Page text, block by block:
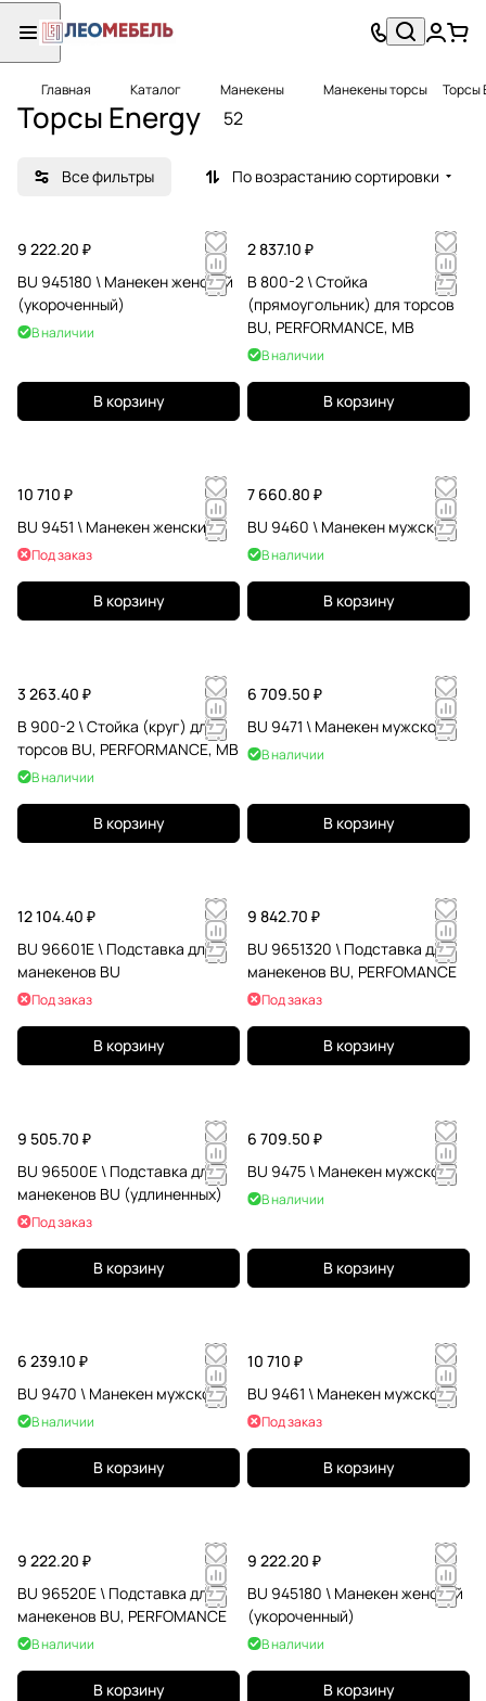
Главная Каталог Манекены Манекены торсы Торсы
Торсы Energy 52
Все фильтры По возрастанию сортировки
9 222.20 ₽
BU 945180 \ Манекен женский
(укороченный)
В наличии
В корзину
2 837.10 ₽
B 800-2 \ Стойка
(прямоугольник) для торсов
BU, PERFORMANCE, МВ
В наличии
В корзину
10 710 ₽
BU 9451 \ Манекен женский
Под заказ
В корзину
7 660.80 ₽
BU 9460 \ Манекен мужской
В наличии
В корзину
3 263.40 ₽
B 900-2 \ Стойка (круг) для
торсов BU, PERFORMANCE, МВ
В наличии
В корзину
6 709.50 ₽
BU 9471 \ Манекен мужской
В наличии
В корзину
12 104.40 ₽
BU 96601E \ Подставка для
манекенов BU
Под заказ
В корзину
9 842.70 ₽
BU 9651320 \ Подставка для
манекенов BU, PERFOMANCE
Под заказ
В корзину
9 505.70 ₽
BU 96500E \ Подставка для
манекенов BU (удлиненных)
Под заказ
В корзину
6 709.50 ₽
BU 9475 \ Манекен мужской
В наличии
В корзину
6 239.10 ₽
BU 9470 \ Манекен мужской
В наличии
В корзину
10 710 ₽
BU 9461 \ Манекен мужской
Под заказ
В корзину
9 222.20 ₽
BU 96520E \ Подставка для
манекенов BU, PERFOMANCE
В наличии
В корзину
9 222.20 ₽
BU 945180 \ Манекен женский
(укороченный)
В наличии
В корзину